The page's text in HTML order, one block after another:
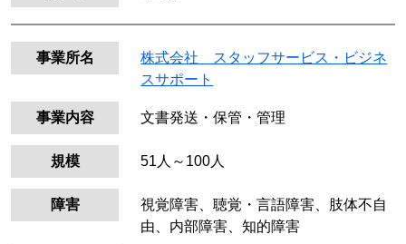
事業所名
株式会社 スタッフサービス・ビジネ
スサポート
事業内容 文書発送・保管・管理
規模 51人～100人
障害
視覚障害、聴覚・言語障害、肢体不自
由、内部障害、知的障害